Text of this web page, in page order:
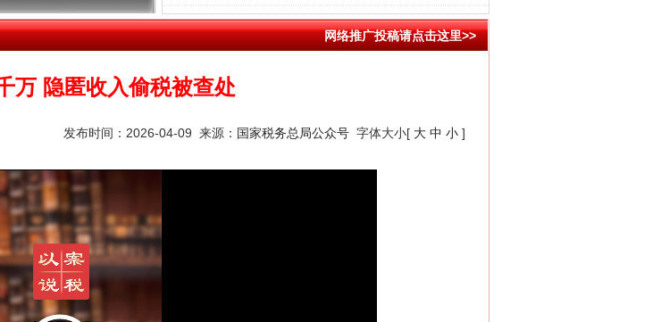
网络推广投稿请点击这里>>
万 隐匿收入偷税被查处
发布时间：2026-04-09 来源： 国家税务总局公众号 字体大小[ 大 中 小 ]